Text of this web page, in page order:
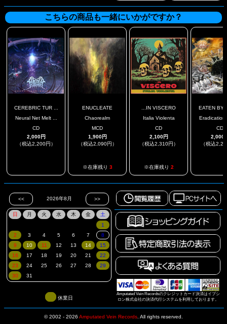
こちらの商品も一緒にいかがですか？
CEREBRIC TUR ...
Neural Net Melt ...
CD
2,000円
（税込2,200円）
ENUCLEATE
Chaorealm
MCD
1,900円
（税込2,090円）
※在庫残り 3
...IN VISCERO
Italia Violenta
CD
2,100円
（税込2,310円）
※在庫残り 2
EATEN BY
Eradication
CD
2,000
（税込
Amputated Vein Recordsのクレジットカード決済はイプシ
ロン株式会社の決済代行システムを利用しております。
休業日
© 2002 - 2026 Amputated Vein Records All rights reserved.